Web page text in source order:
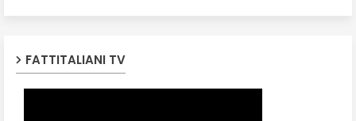
FATTITALIANI TV